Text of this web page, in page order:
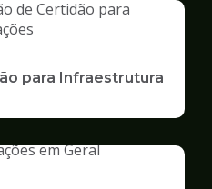
para Infraestrutura